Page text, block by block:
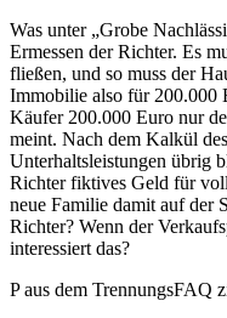
Was unter „Grobe
Ermessen der Richter. Es
fließen, und so muss der
Immobilie also für 200.000
Käufer 200.000 Euro nur
meint. Nach dem Kalkül
Unterhalts­leistungen übrig
Richter fiktives Geld für
neue Familie damit auf der
Richter? Wenn der
interessiert das?
P aus dem TrennungsFAQ